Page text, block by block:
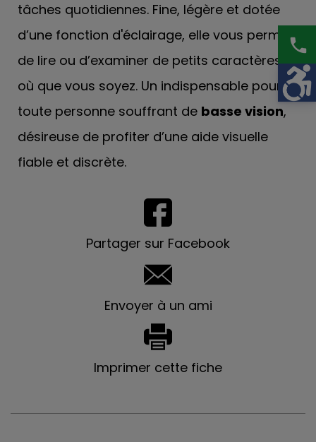
tâches quotidiennes. Fine, légère et dotée
d’une fonction d'éclairage, elle vous permet
de lire ou d’examiner de petits caractères
où que vous soyez. Un indispensable pour
toute personne souffrant de basse vision,
désireuse de profiter d’une aide visuelle
fiable et discrète.
Partager sur Facebook
Envoyer à un ami
Imprimer cette fiche
phone